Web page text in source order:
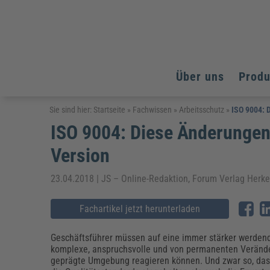
Über uns
Arbeitsschutz
Fachpublikationen & Arbeitshilfen
Arbeitssicherheit & Gesundheitsschutz
Brandschutz
Weiterbildungen (AKADEMIE HERKERT)
Assistenz & Office-Management
Baurecht & Architektenrecht
Energieoptimiertes & klimaneutrales Bauen
Nachhaltiges Planen
Kinderschutz, Jugendhilfe & Inklusion
Datenschutz & IT-Recht
Elektrosicherheit
Fachpublikationen & Arbeitshilfen
Weiterbildungen (AKADEMIE HERKERT)
Arbeitsschutz
Bildung und Erziehung
Energie und Umwelt
Kommunales
Reisekosten und Finanzen
Arbeitsschutz
Bildung und Erziehung
Energie und Umwelt
Kommunales
Reisekosten und Finanzen
Sie sind hier: Startseite » Fachwissen »Arbeitsschutz » ISO 9004:
ISO 9004: Diese
Version
23.04.2018 | JS – Online-Redaktion, Forum Verlag
Fachartikel jetzt herunterladen
Geschäftsführer müssen auf eine immer stärker
komplexe, anspruchsvolle und von permanenten
geprägte Umgebung reagieren können. Und zwar so,